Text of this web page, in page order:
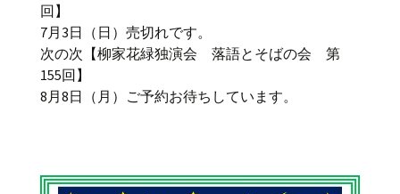
回】
7月3日（日）売切れです。
次の次【柳家花緑独演会 落語とそばの会 第
155回】
8月8日（月）ご予約お待ちしています。